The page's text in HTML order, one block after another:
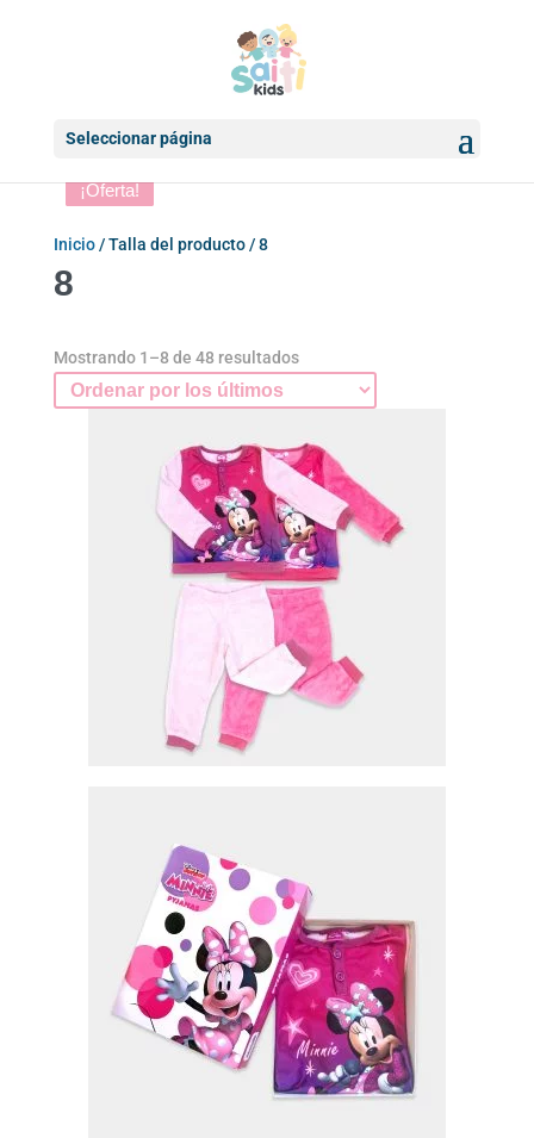
Seleccionar página
Inicio/ Talla del producto / 8
8
Mostrando 1–8 de 48 resultadosOrdenado
los
últimos
¡Oferta!
¡Oferta!
¡Oferta!
¡Oferta!
¡Oferta!
¡Oferta!
¡Oferta!
¡Oferta!